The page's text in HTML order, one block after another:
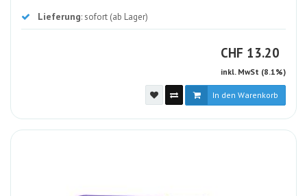
Lieferung: sofort (ab Lager)
CHF CHF
13.20
inkl. MwSt (8.1%)
In den Warenkorb